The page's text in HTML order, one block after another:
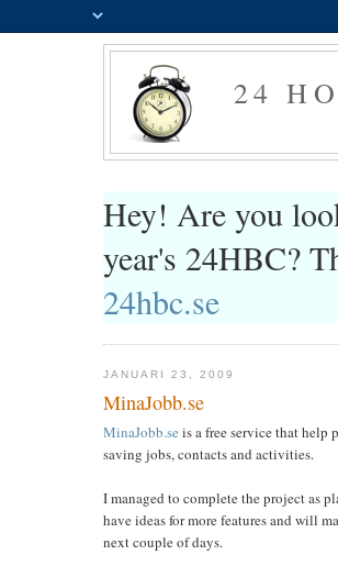
24
Hey! Are you
year's 24HBC?
24hbc.se
JANUARI 23, 2009
MinaJobb.se
MinaJobb.se is a free service that help
saving jobs, contacts and activities.
I managed to complete the project as
have ideas for more features and will
next couple of days.